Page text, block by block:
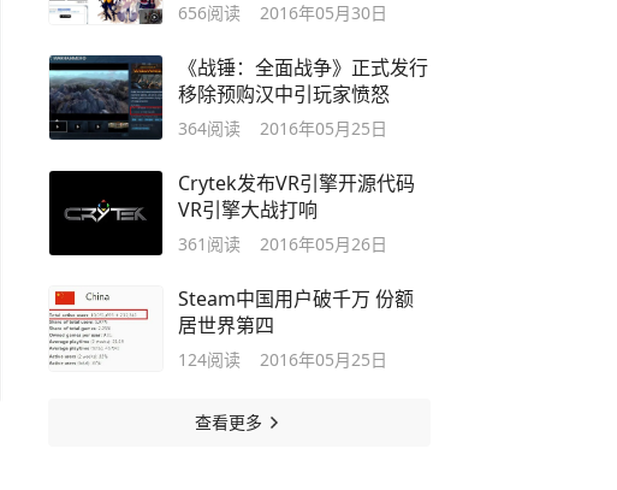
656阅读 2016年05月30日
《战锤：全面战争》正式发行
移除预购汉中引玩家愤怒
364阅读 2016年05月25日
Crytek发布VR引擎开源代码
VR引擎大战打响
361 阅读 2016年05月26日
Steam中国用户破千万 份额
居世界第四
124阅读 2016年05月25日
查看更多